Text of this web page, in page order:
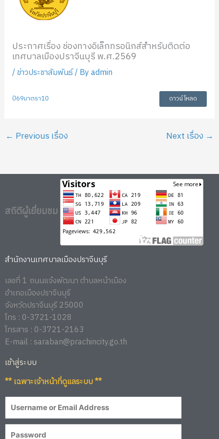
ประกาศเรื่อง ช่องทางอิเล็กทรอนิกส์สำหรับติดต่อ
เทศบาลเมืองปราจีนบุรี พ.ศ.2569
/ข่าวประชาสัมพันธ์/ Byadmin
ปี69มาตรา10 ดาวน์โหลด
← Previous เรื่อง Next เรื่อง →
สถิติผู้เยี่ยมชม
สำนักงานเทศบาลเมืองปราจีนบุรี
เลขที่ 1 ถนนแจ้งพัฒนา ตำบลหน้าเมือง
อำเภอเมืองปราจีนบุรี
จังหวัดปราจีนบุรี 25000
โทร : 0-3721-1028
โทรสาร : 0-3721-2163
E-mail : saraban@prachincity.go.th
เข้าสู่ระบบ
** เฉพาะเจ้าหน้าที่ดูแลระบบ **